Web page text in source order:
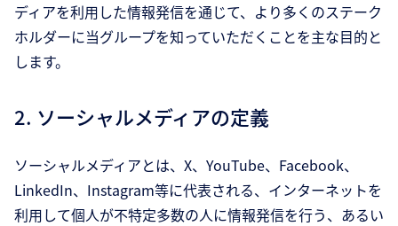
ディアを利用した情報発信を通じて、より多くのステーク
ホルダーに当グループを知っていただくことを主な目的と
します。
2. ソーシャルメディアの定義
ソーシャルメディアとは、X、YouTube、Facebook、
LinkedIn、Instagram等に代表される、インターネットを
利用して個人が不特定多数の人に情報発信を行う、あるい